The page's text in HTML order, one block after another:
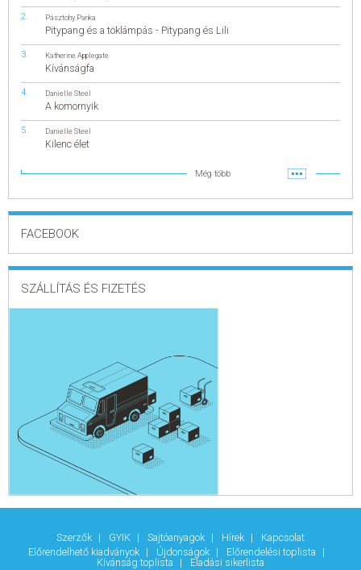
Pásztohy Panka
Pitypang és a töklámpás - Pitypang és Lili
Katherine Applegate
Kívánságfa
Danielle Steel
A komornyik
Danielle Steel
Kilenc élet
Még több
FACEBOOK
SZÁLLÍTÁS ÉS FIZETÉS
Szerzők GYIK Sajtóanyagok Hírek
Kapcsolat
Előrendelhető kiadványok
Újdonságok
Előrendelési toplista
Kívánság toplista
Eladási sikerlista